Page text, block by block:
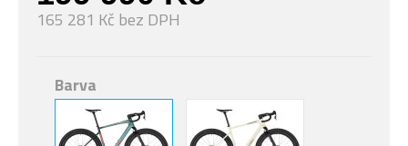
165 281 Kč bez DPH
Barva